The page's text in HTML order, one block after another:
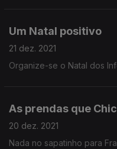
Um Natal positivo
21 dez. 2021
Organize-se o Natal dos
As prendas que
20 dez. 2021
Nada no sapatinho para